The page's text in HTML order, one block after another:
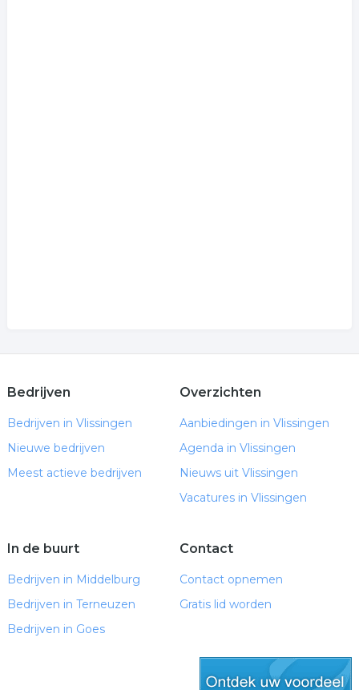
Bedrijven
Bedrijven in Vlissingen
Nieuwe bedrijven
Meest actieve bedrijven
Overzichten
Aanbiedingen in Vlissingen
Agenda in Vlissingen
Nieuws uit Vlissingen
Vacatures in Vlissingen
In de buurt
Bedrijven in Middelburg
Bedrijven in Terneuzen
Bedrijven in Goes
Contact
Contact opnemen
Gratis lid worden